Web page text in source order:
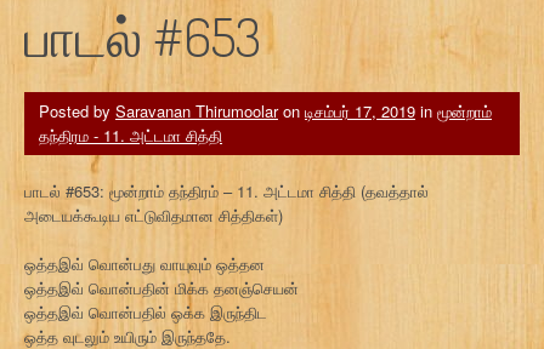
பாடல் #653
Posted by Saravanan Thirumoolaron டிசம்பர் 17, 2019 in மூன்றாம்
தந்திரம - 11. அட்டமா சித்தி
பாடல் #653: மூன்றாம் தந்திரம் – 11. அட்டமா சித்தி (தவத்தால்
அடையக்கூடிய எட்டுவிதமான சித்திகள்)
ஒத்தஇவ் வொன்பது வாயுவும் ஒத்தன
ஒத்தஇவ் வொன்பதின் மிக்க தனஞ்செயன்
ஒத்தஇவ் வொன்பதில் ஒக்க இருந்திட
ஒத்த வுடலும் உயிரும் இருந்ததே.